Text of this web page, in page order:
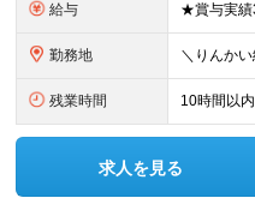
給与
勤務地
残業時間 10時間以内
求人を見る